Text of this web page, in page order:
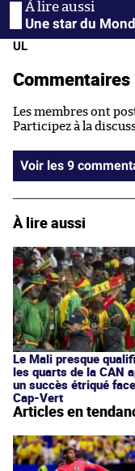
Une star du
UL
Commentaires
Les membres ont
Participez à la
Voir les 9
À lire aussi
Le Mali presque
les quarts de la CAN
un succès étriqué
Cap-Vert
Articles en